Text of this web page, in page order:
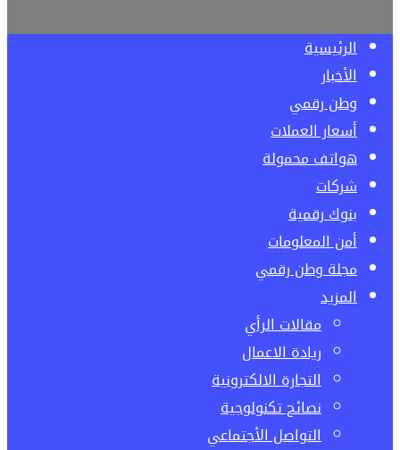
الرئيسية
الأخبار
وطن رقمي
أسعار العملات
هواتف محمولة
شركات
بنوك رقمية
أمن المعلومات
مجلة وطن رقمي
المزيد
مقالات الرأي
ريادة الاعمال
التجارة الالكترونية
نصائح تكنولوجية
التواصل الأجتماعي